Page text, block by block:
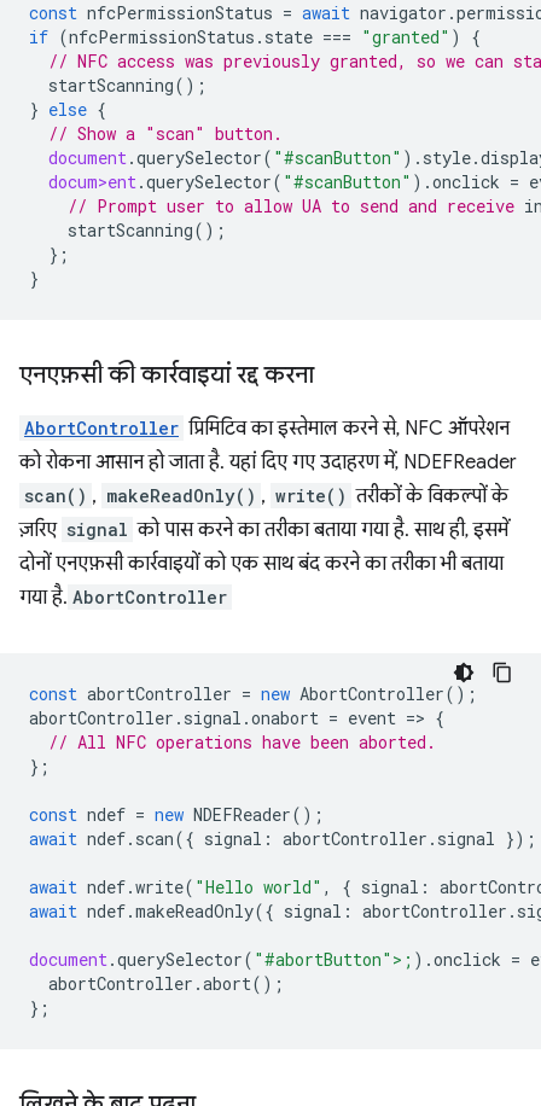
const nfcPermissionStatus = await navigator .
if (nfcPermissionStatus . state === "granted" )
{
// NFC access was previously granted, so we can
startScanning();
} else {
// Show a "scan" button.
document.querySelector( "#scanButton" ). style.
docum>ent.querySelector( "#scanButton" ).onclick =
// Prompt user to allow UA to send and receive
startScanning();
};
}
एनएफ़सी की कार्रवाइयां रद्द करना
AbortController प्रिमिटिव का इस्तेमाल करने से, NFC ऑपरेशन
को रोकना आसान हो जाता है. यहां दिए गए उदाहरण में, NDEFReader
scan() , makeReadOnly() , write() तरीकों के विकल्पों के
ज़रिए signal को पास करने का तरीका बताया गया है. साथ ही, इसमें
दोनों एनएफ़सी कार्रवाइयों को एक साथ बंद करने का तरीका भी बताया
गया है. AbortController
const abortController = new AbortController();
abortController . signal .onabort = event => {
// All NFC operations have been aborted.
};
const ndef = new NDEFReader();
await ndef. scan({ signal : abortController . signal });
await ndef.write( "Hello world" , { signal :
await ndef.makeReadOnly({ signal : abortController .
document.querySelector( "#abortButton">; ).onclick =
abortController .abort();
};